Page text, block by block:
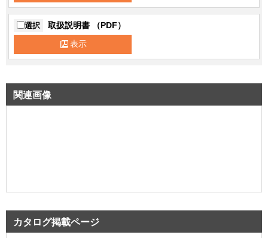
選択 取扱説明書 （PDF）
表示
関連画像
カタログ掲載ページ